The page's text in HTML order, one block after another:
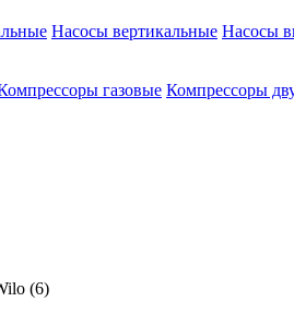
Насосы вертикальные Насосы
газовые Компрессоры
(6)